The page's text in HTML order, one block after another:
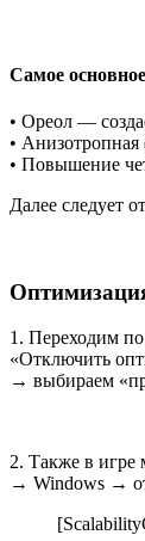
Самое
• Ореол —
•
• Повышение
Далее следует
1. Переходим
«Отключить
→ выбираем
2. Также в
→ Windows →